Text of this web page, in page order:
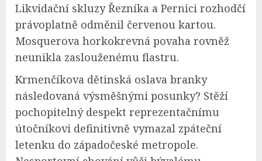
Likvidační skluzy Řezníka a Pernici rozhodčí
právoplatně odměnil červenou kartou.
Mosquerova horkokrevná povaha rovněž
neunikla zaslouženému flastru.
Krmenčíkova dětinská oslava branky
následovaná výsměšnými posunky? Stěží
pochopitelný despekt reprezentačnímu
útočníkovi definitivně vymazal zpáteční
letenku do západočeské metropole.